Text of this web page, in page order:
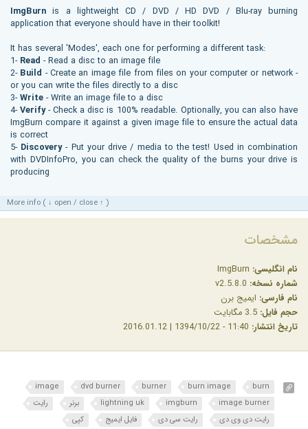
ImgBurn is a lightweight CD / DVD / HD DVD / Blu-ray burning
application that everyone should have in their toolkit!
It has several 'Modes', each one for performing a different task:
1- Read - Read a disc to an image file
2- Build - Create an image file from files on your computer or network -
or you can write the files directly to a disc
3-Write - Write an image file to a disc
4-Verify- Check a disc is 100% readable. Optionally, you can also have
ImgBurn compare it against a given image file to ensure the actual data
is correct
5- Discovery- Put your drive / media to the test! Used in combination
with DVDInfoPro, you can check the quality of the burns your drive is
producing
More info ( ↓ open / close ↑ )
مشخصات
نام انگلیسی:
شماره نسخه:
نام فارسی: ایمیج برن
حجم فایل:
تاریخ انتشار:
burn
burn image
burner
dvd burner
image
image burner
imgburn
lightning uk برنر
رایت
رایت دی وی دی
رایت سی دی فایل ایمیج
کپی